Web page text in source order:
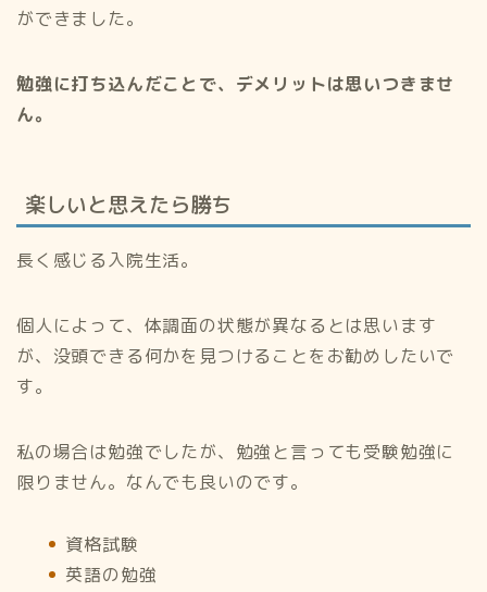
ができました。
勉強に打ち込んだことで、デメリットは思いつきませ
ん。
楽しいと思えたら勝ち
長く感じる入院生活。
個人によって、体調面の状態が異なるとは思います
が、没頭できる何かを見つけることをお勧めしたいで
す。
私の場合は勉強でしたが、勉強と言っても受験勉強に
限りません。なんでも良いのです。
資格試験
英語の勉強